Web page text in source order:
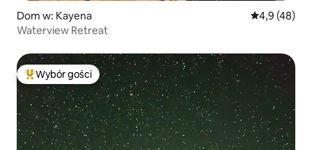
Dom w: Kayena Średnia
4,9 (48)
Waterview Retreat
Najpopularniejsze z kategorii Wybór gości
Wybór gości